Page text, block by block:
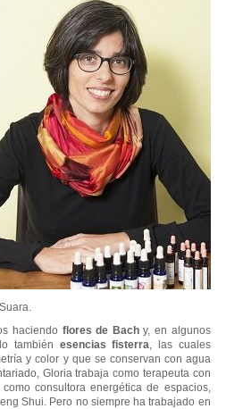
haciendo flores de Bachy, en algunos
también esencias fisterra
, las cuales
y color y que se conservan con agua
Gloria trabaja como terapeuta con
consultora energética de espacios,
Shui. Pero no siempre ha trabajado en